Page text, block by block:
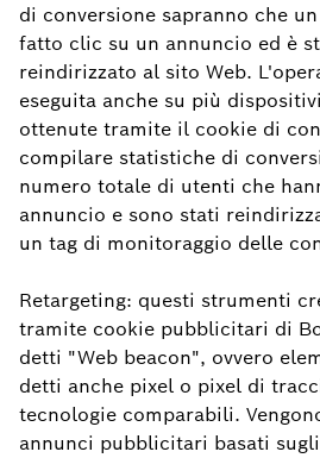
di conversione sapranno che
fatto clic su un annuncio ed è
reindirizzato al sito Web.
eseguita anche su più
ottenute tramite il cookie di
compilare statistiche di
numero totale di utenti che
annuncio e sono stati
un tag di monitoraggio delle
Retargeting: questi strumenti
tramite cookie pubblicitari di
detti "Web beacon", ovvero
detti anche pixel o pixel di
tecnologie comparabili.
annunci pubblicitari basati